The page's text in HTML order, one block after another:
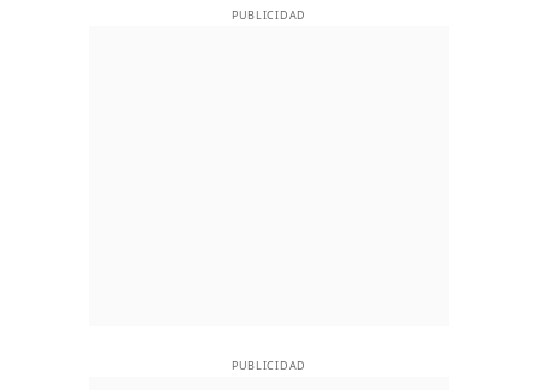
PUBLICIDAD
PUBLICIDAD